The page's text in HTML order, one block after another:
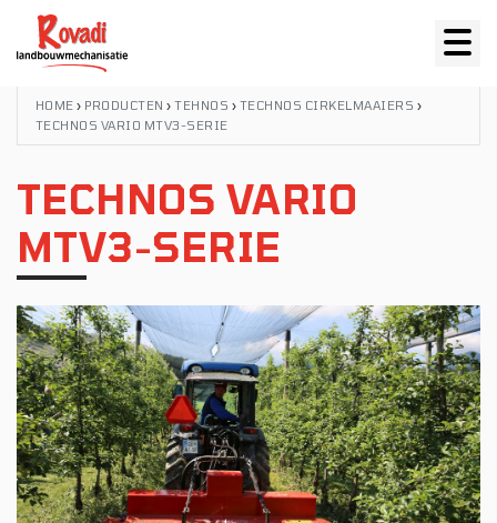
HOME › PRODUCTEN ›TEHNOS › TECHNOS CIRKELMAAIERS ›
TECHNOS VARIO MTV3-SERIE
TECHNOS VARIO
MTV3-SERIE